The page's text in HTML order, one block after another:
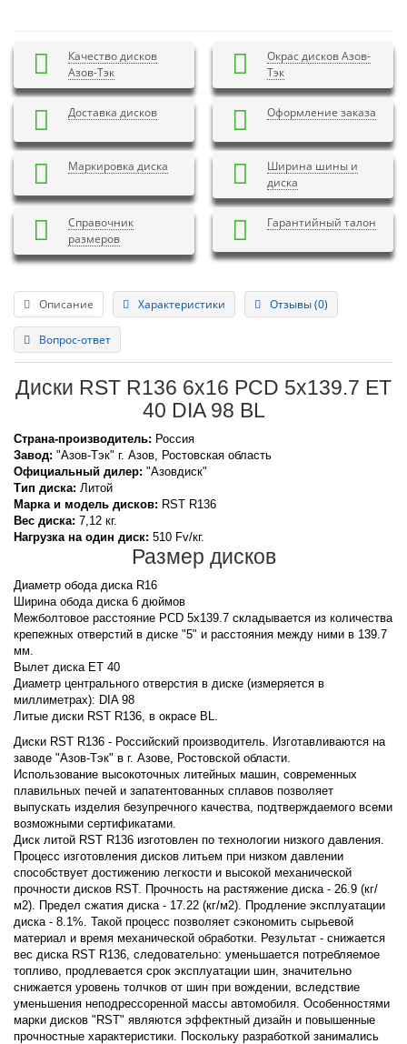
Качество дисков
Азов-Тэк
Окрас дисков Азов-
Тэк
Доставка дисков Оформление заказа
Маркировка диска
Ширина шины и
диска
Справочник
размеров
Гарантийный талон
Описание Характеристики Отзывы (0)
Вопрос-ответ
Диски RST R136 6x16 PCD 5x139.7 ET
40 DIA 98 BL
Страна-производитель: Россия
Завод: "Азов-Тэк" г. Азов, Ростовская область
Официальный дилер: "Азовдиск"
Тип диска: Литой
Марка и модель дисков: RST R136
Вес диска: 7,12 кг.
Нагрузка на один диск: 510 Fv/кг.
Размер дисков
Диаметр обода диска R16
Ширина обода диска 6 дюймов
Межболтовое расстояние PCD 5x139.7 складывается из количества
крепежных отверстий в диске "5" и расстояния между ними в 139.7
мм.
Вылет диска ET 40
Диаметр центрального отверстия в диске (измеряется в
миллиметрах): DIA 98
Литые диски RST R136, в окрасе BL.
Диски RST R136 - Российский производитель. Изготавливаются на
заводе "Азов-Тэк" в г. Азове, Ростовской области.
Использование высокоточных литейных машин, современных
плавильных печей и запатентованных сплавов позволяет
выпускать изделия безупречного качества, подтверждаемого всеми
возможными сертификатами.
Диск литой RST R136 изготовлен по технологии низкого давления.
Процесс изготовления дисков литьем при низком давлении
способствует достижению легкости и высокой механической
прочности дисков RST. Прочность на растяжение диска - 26.9 (кг/
м2). Предел сжатия диска - 17.22 (кг/м2). Продление эксплуатации
диска - 8.1%. Такой процесс позволяет сэкономить сырьевой
материал и время механической обработки. Результат - снижается
вес диска RST R136, следовательно: уменьшается потребляемое
топливо, продлевается срок эксплуатации шин, значительно
снижается уровень толчков от шин при вождении, вследствие
уменьшения неподрессоренной массы автомобиля. Особенностями
марки дисков "RST" являются эффектный дизайн и повышенные
прочностные характеристики. Поскольку разработкой занимались